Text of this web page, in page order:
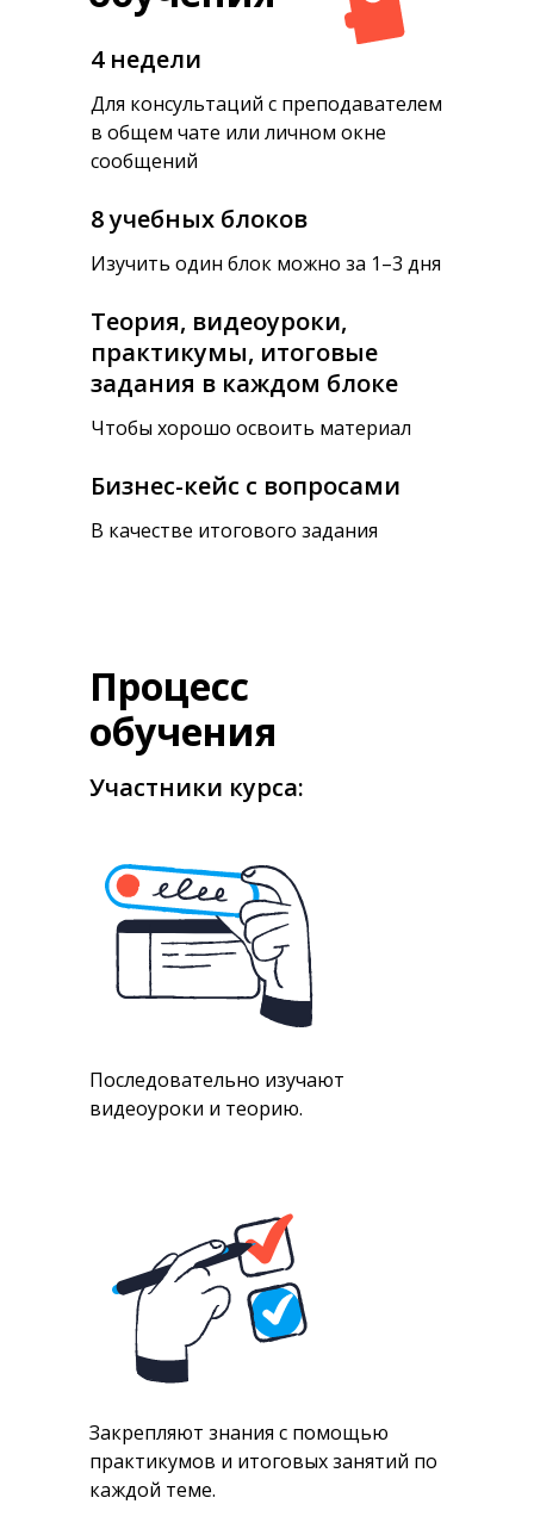
Для консультаций с преподавателем
в общем чате или личном окне
сообщений
4 недели
Изучить один блок можно за 1–3 дня
8 учебных блоков
Чтобы хорошо освоить материал
Теория, видеоуроки,
практикумы, итоговые
задания в каждом блоке
В качестве итогового задания
Бизнес-кейс с вопросами
Процесс
обучения
Последовательно изучают
видеоуроки и теорию.
Участники курса:
Закрепляют знания с помощью
практикумов и итоговых занятий по
каждой теме.